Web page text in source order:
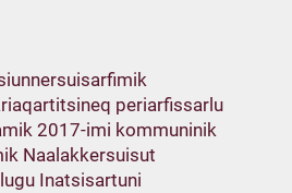
periarfissarlu
2017-imi kommuninik
Naalakkersuisut
Inatsisartuni